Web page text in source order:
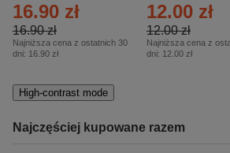
16.90 zł
16.90 zł
Najniższa cena z ostatnich 30
dni: 16.90 zł
12.00 zł
12.00 zł
Najniższa cena z
dni: 12.00 zł
High-contrast mode
Najczęściej kupowane razem